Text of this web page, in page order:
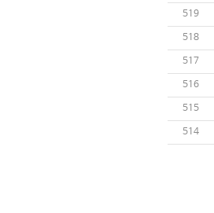
519
518
517
516
515
514